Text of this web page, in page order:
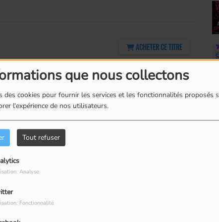
que nous collectons
des cookies pour fournir les services et les fonctionnalités proposés
l'expérience de nos utilisateurs.
Tout refuser
Analyse
Fonctionnalité
ACHETER CE TITRE